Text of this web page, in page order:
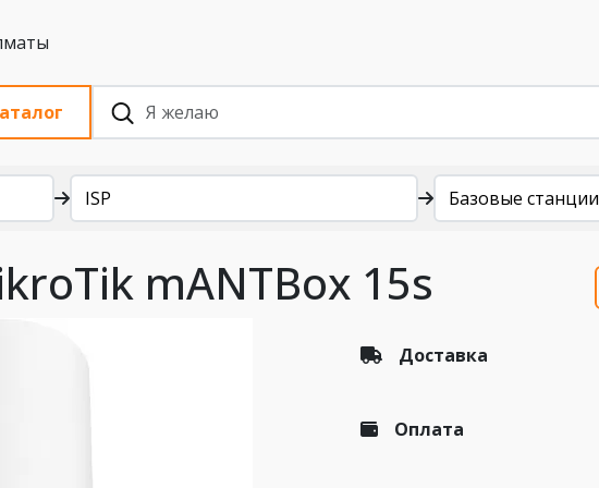
НДС, Алматы
ISP Базовые станции
mANTBox 15s
Доставка
Оплата